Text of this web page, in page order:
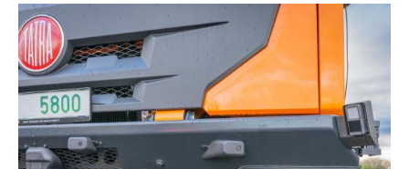
akcelerovaná karta vznikla loni v rámci spolupráce sdruže